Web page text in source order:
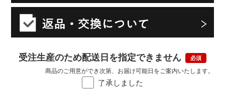
受注生産のため配送日を指定できません
了承しました
商品のご用意ができ次第、お届け可能日をご案内いたします。